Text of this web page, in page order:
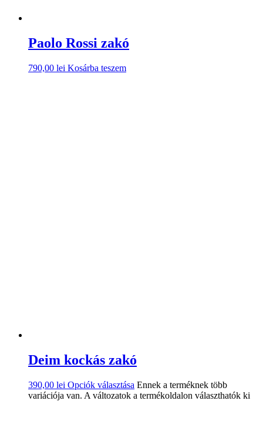
Paolo Rossi zakó
790,00 lei Kosárba teszem
Deim kockás zakó
390,00 lei Opciók választása Ennek a terméknek több
variációja van. A változatok a termékoldalon választhatók ki